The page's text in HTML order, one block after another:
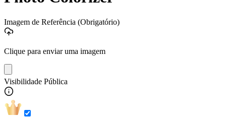
Imagem de Referência (Obrigatório)
Clique para enviar uma imagem
Visibilidade Pública